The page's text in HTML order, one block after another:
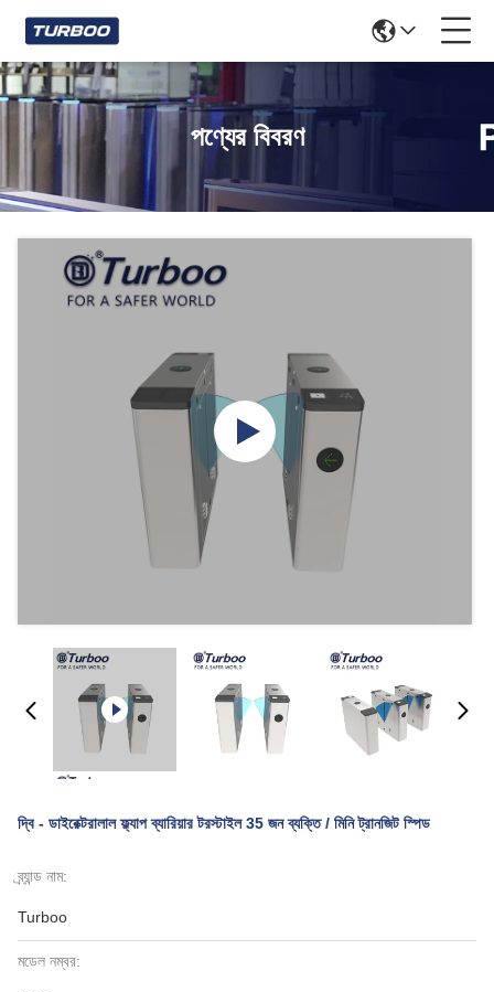
পণ্যের বিবরণ
দ্বি - ডাইরেক্টরালাল ফ্ল্যাপ ব্যারিয়ার টরস্টাইল 35 জন ব্যক্তি / মিনি ট্রানজিট স্পিড
ব্র্যান্ড নাম:
Turboo
মডেল নম্বর: